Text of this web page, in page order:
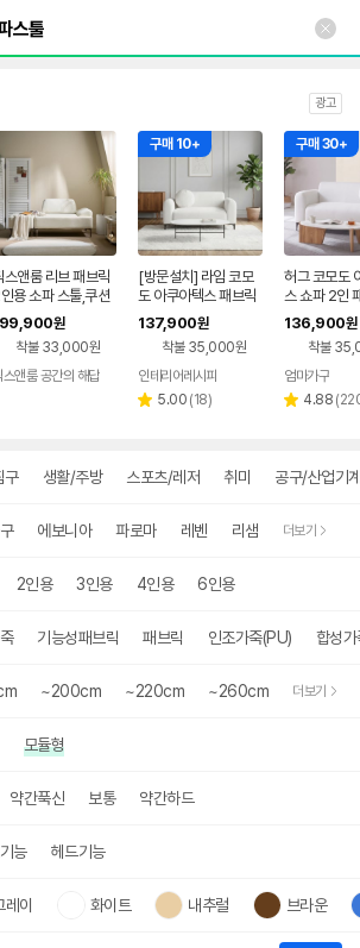
광고
스앤룸 리브 패브릭
용 소파 스툴,쿠션
함
원
착불 33,000원
스앤룸 공간의 해답
구매 10+
[방문설치] 라임 코모
도 아쿠아텍스 패브릭
2인 쇼파 스툴미포함,
크림
137,900원
착불 35,000원
인테리어레시피
별 5.00 리
(18)
구매 30+
허그 코모도
스 쇼파 2인
파 스툴미포
리, 2인용
136,900원
착불
엄마가구
별 4.88 리
(
구 생활/주방 스포츠/레저 취미 공구/산업기
에보니아 파로마 레벤 리샘 더보기
2인용 3인용 4인용 6인용
기능성패브릭 패브릭 인조가죽(PU) 합성가
~200cm ~220cm ~260cm 더보기
모듈형
약간푹신 보통 약간하드
능 헤드기능
레이 화이트 내추럴 브라운